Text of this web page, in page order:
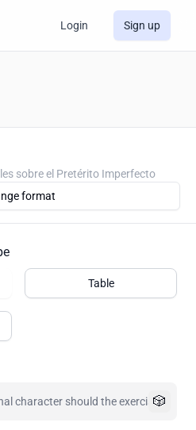
Login Sign up
sobre el Pretérito Imperfecto
format
Table
🎲